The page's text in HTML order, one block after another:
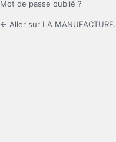
Mot de passe oublié ?
← Aller sur LA MANUFACTURE.